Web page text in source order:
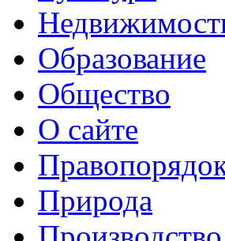
Образование
Общество
О сайте
Природа